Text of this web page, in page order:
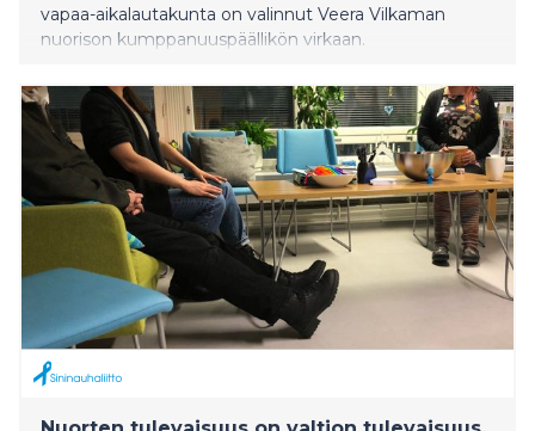
vapaa-aikalautakunta on valinnut Veera Vilkaman
nuorison kumppanuuspäällikön virkaan.